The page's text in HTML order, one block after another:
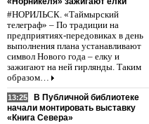
#НОРИЛЬСК. «Таймырский
телеграф» – По традиции на
предприятиях-передовиках в день
выполнения плана устанавливают
символ Нового года – елку и
зажигают на ней гирлянды. Таким
образом…
13:25
В Публичной библиотеке
начали монтировать выставку
«Книга Севера»